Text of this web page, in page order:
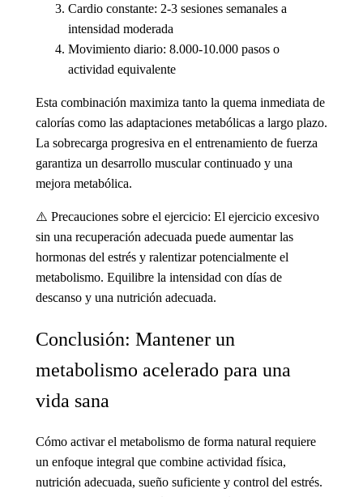
Cardio constante: 2-3 sesiones semanales a
intensidad moderada
Movimiento diario: 8.000-10.000 pasos o
actividad equivalente
Esta combinación maximiza tanto la quema inmediata de
calorías como las adaptaciones metabólicas a largo plazo.
La sobrecarga progresiva en el entrenamiento de fuerza
garantiza un desarrollo muscular continuado y una
mejora metabólica.
⚠️ Precauciones sobre el ejercicio: El ejercicio excesivo
sin una recuperación adecuada puede aumentar las
hormonas del estrés y ralentizar potencialmente el
metabolismo. Equilibre la intensidad con días de
descanso y una nutrición adecuada.
Conclusión: Mantener un
metabolismo acelerado para una
vida sana
Cómo activar el metabolismo de forma natural requiere
un enfoque integral que combine actividad física,
nutrición adecuada, sueño suficiente y control del estrés.